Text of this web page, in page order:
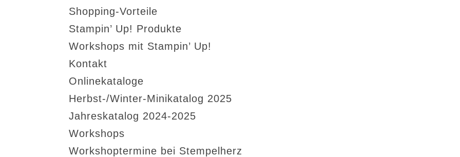
Shopping-Vorteile
Stampin’ Up! Produkte
Workshops mit Stampin’ Up!
Kontakt
Onlinekataloge
Herbst-/Winter-Minikatalog 2025
Jahreskatalog 2024-2025
Workshops
Workshoptermine bei Stempelherz